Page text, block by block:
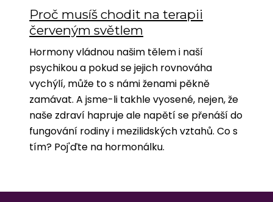
Proč musíš chodit na terapii
červeným světlem
Hormony vládnou našim tělem i naší
psychikou a pokud se jejich rovnováha
vychýlí, může to s námi ženami pěkně
zamávat. A jsme-li takhle vyosené, nejen, že
naše zdraví hapruje ale napětí se přenáší do
fungování rodiny i mezilidských vztahů. Co s
tím? Poj'ďte na hormonálku.